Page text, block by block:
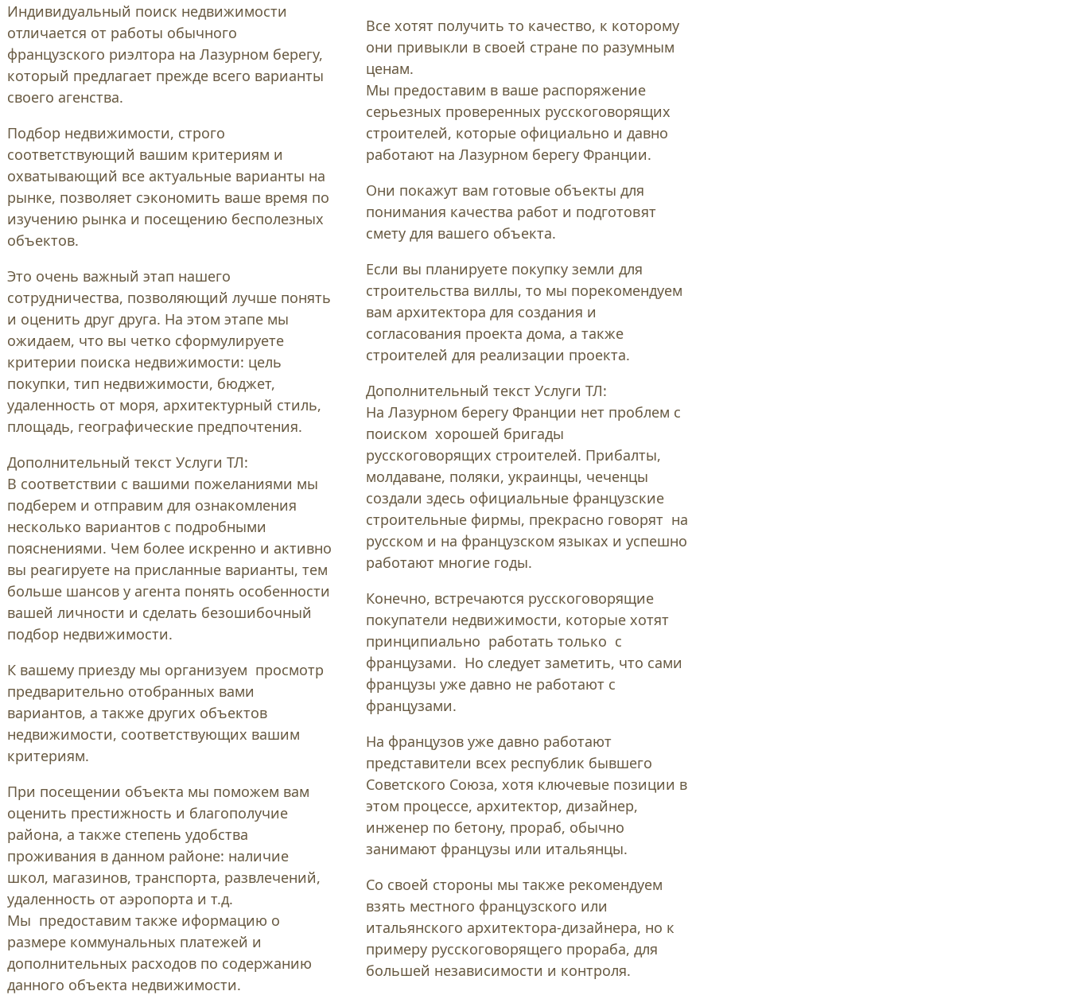
Индивидуальный поиск недвижимости
отличается от работы обычного
французского риэлтора на Лазурном берегу,
который предлагает прежде всего варианты
своего агенства.
Подбор недвижимости, строго
соответствующий вашим критериям и
охватывающий все актуальные варианты на
рынке, позволяет сэкономить ваше время по
изучению рынка и посещению бесполезных
объектов.
Это очень важный этап нашего
сотрудничества, позволяющий лучше понять
и оценить друг друга. На этом этапе мы
ожидаем, что вы четко сформулируете
критерии поиска недвижимости: цель
покупки, тип недвижимости, бюджет,
удаленность от моря, архитектурный стиль,
площадь, географические предпочтения.
Дополнительный текст Услуги ТЛ:
В соответствии с вашими пожеланиями мы
подберем и отправим для ознакомления
несколько вариантов с подробными
пояснениями. Чем более искренно и активно
вы реагируете на присланные варианты, тем
больше шансов у агента понять особенности
вашей личности и сделать безошибочный
подбор недвижимости.
К вашему приезду мы организуем просмотр
предварительно отобранных вами
вариантов, а также других объектов
недвижимости, соответствующих вашим
критериям.
При посещении объекта мы поможем вам
оценить престижность и благополучие
района, а также степень удобства
проживания в данном районе: наличие
школ, магазинов, транспорта, развлечений,
удаленность от аэропорта и т.д.
Мы предоставим также иформацию о
размере коммунальных платежей и
дополнительных расходов по содержанию
данного объекта недвижимости.
Все хотят получить то качество, к которому
они привыкли в cвоей стране по разумным
ценам.
Мы предоставим в ваше распоряжение
серьезных проверенных русскоговорящих
строителей, которые официально и давно
работают на Лазурном берегу Франции.
Они покажут вам готовые объекты для
понимания качества работ и подготовят
смету для вашего объекта.
Если вы планируете покупку земли для
строительства виллы, то мы порекомендуем
вам архитектора для создания и
согласования проекта дома, а также
строителей для реализации проекта.
Дополнительный текст Услуги ТЛ:
На Лазурном берегу Франции нет проблем с
поиском хорошей бригады
русскоговорящих строителей. Прибалты,
молдаване, поляки, украинцы, чеченцы
создали здесь официальные французские
строительные фирмы, прекрасно говорят на
русском и на французском языках и успешно
работают многие годы.
Конечно, встречаются русскоговорящие
покупатели недвижимости, которые хотят
принципиально работать только с
французами. Но следует заметить, что сами
французы уже давно не работают с
французами.
На французов уже давно работают
представители всех республик бывшего
Советского Союза, хотя ключевые позиции в
этом процессе, архитектор, дизайнер,
инженер по бетону, прораб, обычно
занимают французы или итальянцы.
Со своей стороны мы также рекомендуем
взять местного французского или
итальянского архитектора-дизайнера, но к
примеру русскоговорящего прораба, для
большей независимости и контроля.